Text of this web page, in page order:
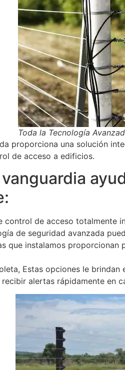
Toda la Tecnología
proporciona una solución
de acceso a edificios.
control de acceso totalmente
de seguridad avanzada
que instalamos
Estas opciones le
alertas rápidamente en